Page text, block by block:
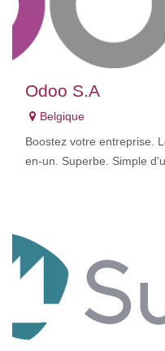
Odoo S.A
Belgique
Boostez votre entreprise.
en-un. Superbe. Simple